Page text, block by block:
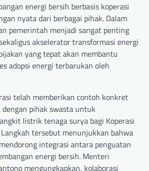
energi bersih berbasis koperasi
nyata dari berbagai pihak. Dalam
pemerintah menjadi sangat penting
akselerator transformasi energi
yang tepat akan membantu
adopsi energi terbarukan oleh
telah memberikan contoh konkret
pihak swasta untuk
listrik tenaga surya bagi Koperasi
tersebut menunjukkan bahwa
integrasi antara penguatan
energi bersih. Menteri
mengungkapkan, kolaborasi